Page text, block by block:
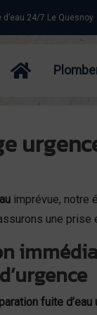
24/7 Le Quesnoy
imprévue, notre
une
fuite d’eau